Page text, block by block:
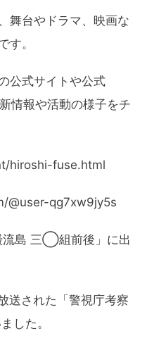
舞台やドラマ、映画な
す。
公式サイトや公式
情報や活動の様子をチ
hiroshi-fuse.html
qg7xw9jy5s
流島 三◯組前後」に出
送された「警視庁考察
した。